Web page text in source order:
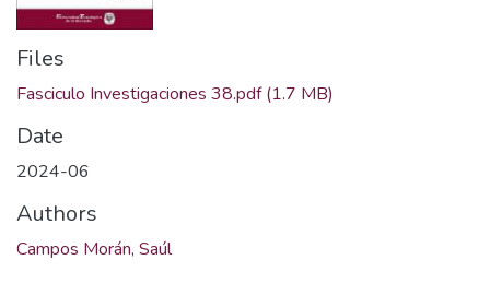
Files
Fasciculo Investigaciones 38.pdf(1.7 MB)
Date
2024-06
Authors
Campos Morán, Saúl